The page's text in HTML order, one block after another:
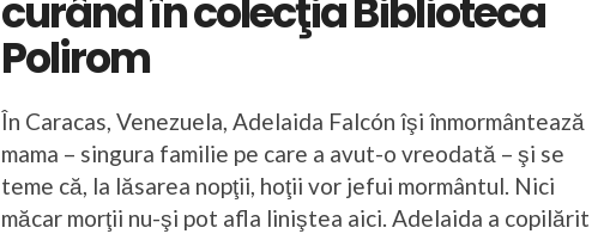
curând în colecţia Biblioteca
Polirom
În Caracas, Venezuela, Adelaida Falcón îşi înmormântează
mama – singura familie pe care a avut-o vreodată – şi se
teme că, la lăsarea nopţii, hoţii vor jefui mormântul. Nici
măcar morţii nu-şi pot afla liniştea aici. Adelaida a copilărit